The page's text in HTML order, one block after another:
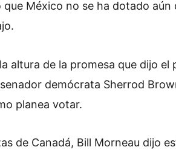
que México no se ha dotado aún
altura de la promesa que dijo el
demócrata Sherrod
planea votar.
de Canadá, Bill Morneau dijo